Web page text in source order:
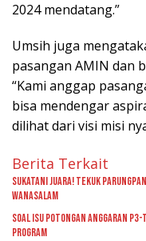
2024 mendatang.”
Umsih juga
pasangan AMIN dan
“Kami anggap
bisa mendengar
dilihat dari visi misi
Berita Terkait
Sukatani Juara! Tekuk
Wanasalam
Soal Isu Potongan Anggaran P3-
Program